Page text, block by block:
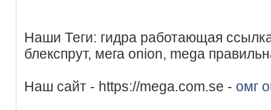
Наши Теги: гидра работающая
блекспрут, мега onion, mega
Наш сайт - https://mega.com.se - омг